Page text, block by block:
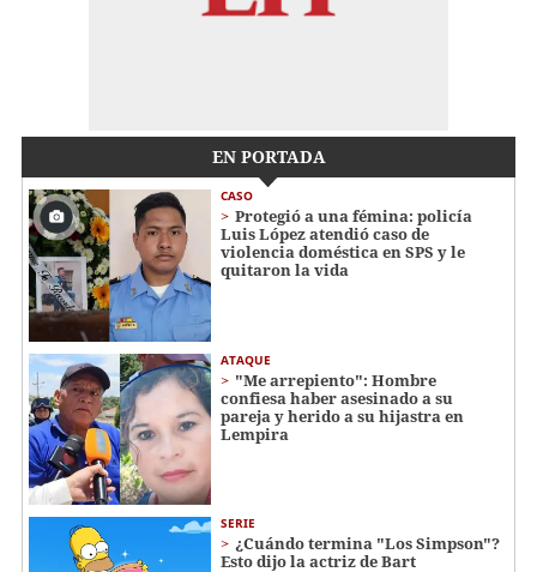
EN PORTADA
CASO
Protegió a una fémina: policía
Luis López atendió caso de
violencia doméstica en SPS y le
quitaron la vida
ATAQUE
"Me arrepiento": Hombre
confiesa haber asesinado a su
pareja y herido a su hijastra en
Lempira
SERIE
¿Cuándo termina "Los Simpson"?
Esto dijo la actriz de Bart